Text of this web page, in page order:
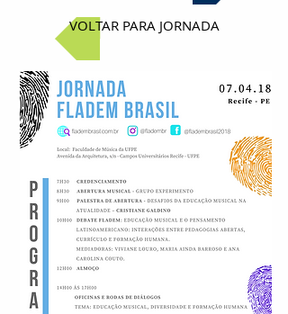
VOLTAR PARA JORNADA